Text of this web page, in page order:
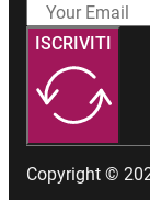
ISCRIVITI
Copyright ©